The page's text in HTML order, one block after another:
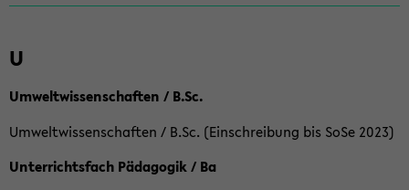
U
Umweltwissenschaften / B.Sc.
Umweltwissenschaften / B.Sc. (Einschreibung bis SoSe 2023)
Unterrichtsfach Pädagogik / Ba